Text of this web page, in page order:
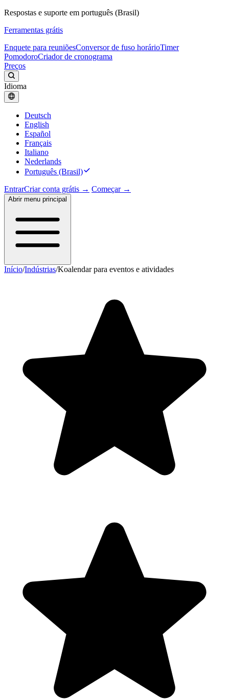
Respostas e suporte em português (Brasil)
Ferramentas grátis
Enquete para reuniõesConversor de fuso horárioTimer
PomodoroCriador de cronograma
Preços
Idioma
Deutsch
English
Español
Français
Italiano
Nederlands
Português (Brasil)
EntrarCriar conta grátis → Começar →
Abrir menu principal
Início/Indústrias/Koalendar para eventos e atividades